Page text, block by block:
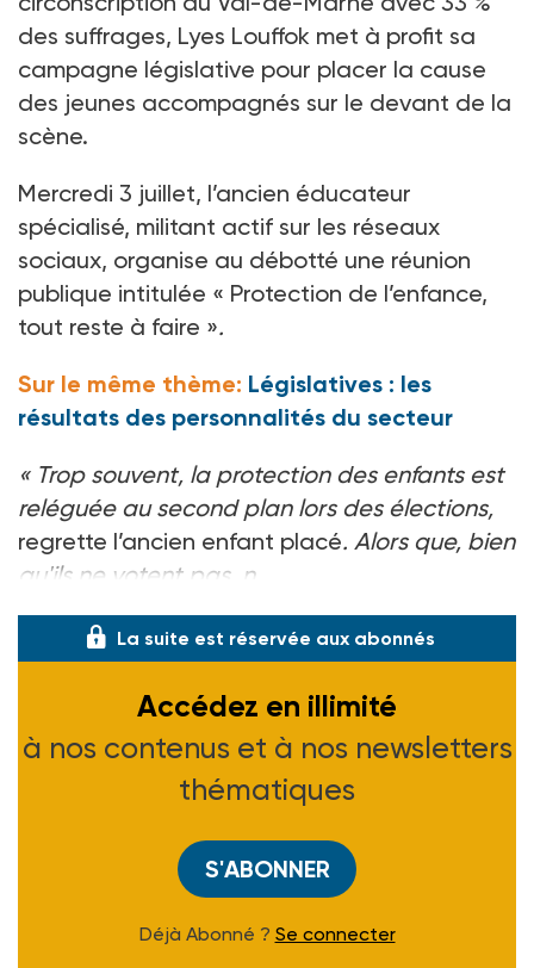
des suffrages, Lyes Louffok met à profit sa
campagne législative pour placer la cause
des jeunes accompagnés sur le devant de la
scène.
Mercredi 3 juillet, l’ancien éducateur
spécialisé, militant actif sur les réseaux
sociaux, organise au débotté une réunion
publique intitulée « Protection de l’enfance,
tout reste à faire ».
Sur le même thème: Législatives : les
résultats des personnalités du secteur
« Trop souvent, la protection des enfants est
reléguée au second plan lors des élections,
regrette l’ancien enfant placé. Alors que, bien
qu'ils ne votent pas, n
La suite est réservée aux abonnés
Accédez en illimité
à nos contenus et à nos newsletters
thématiques
S'ABONNER
Déjà Abonné ? Se connecter